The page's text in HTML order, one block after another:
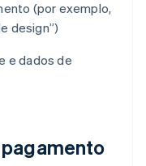
(por exemplo,
design”)
e dados de